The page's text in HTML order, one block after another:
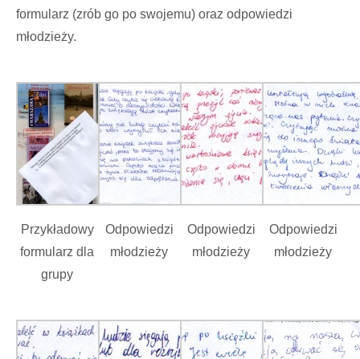
formularz (zrób go po swojemu) oraz odpowiedzi
młodzieży.
Przykładowy
formularz dla
grupy
Odpowiedzi
młodzieży
Odpowiedzi
młodzieży
Odpowiedzi
młodzieży